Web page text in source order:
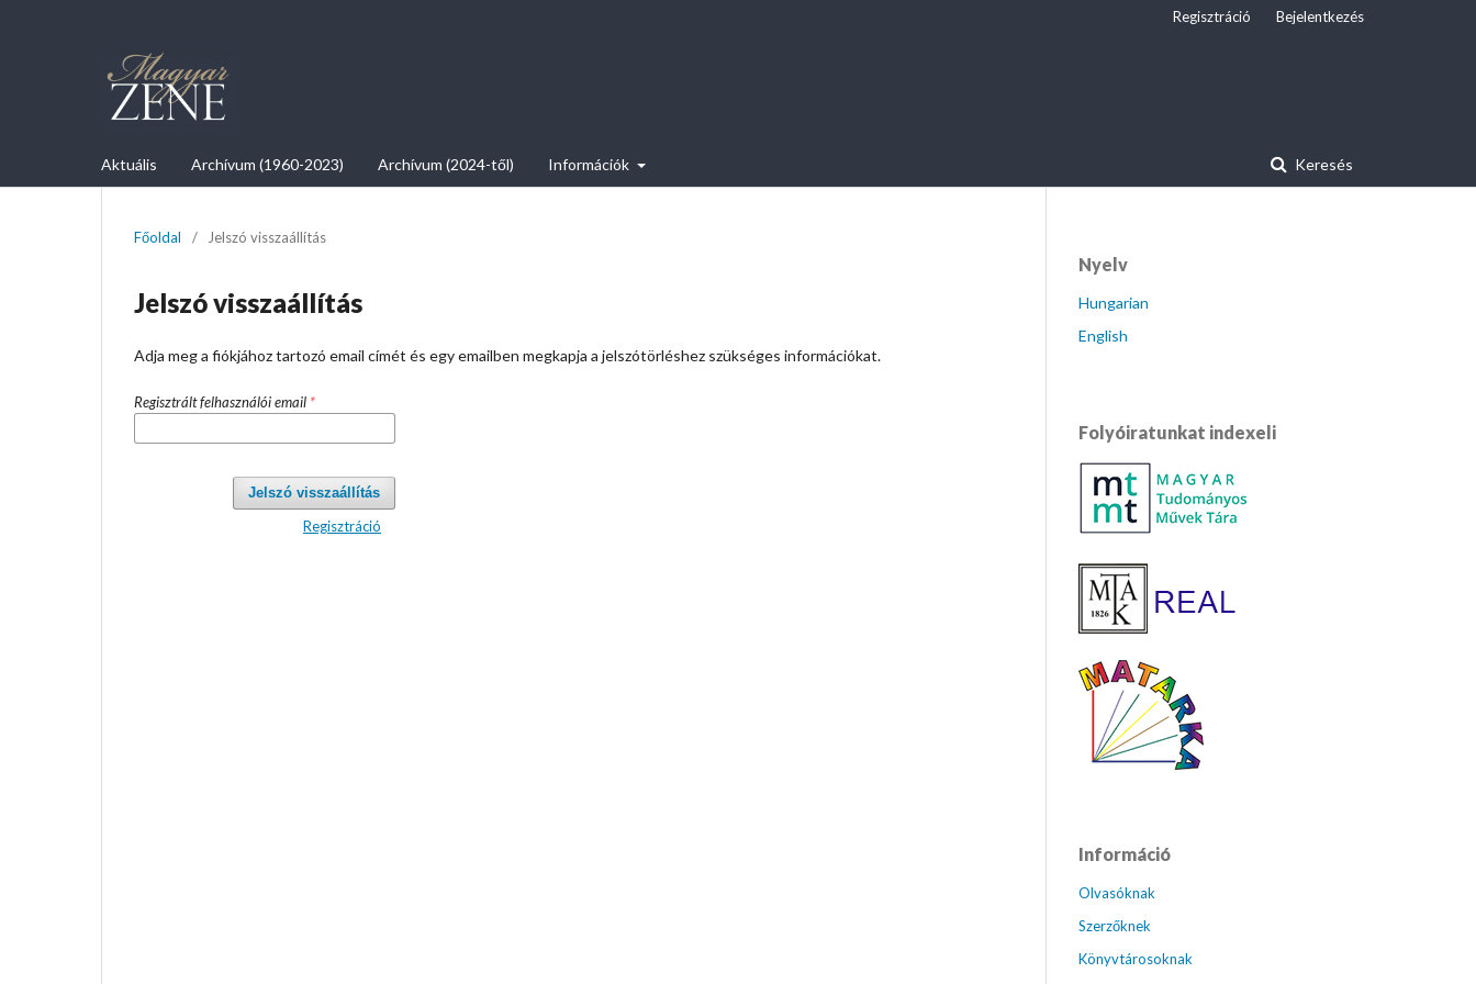
Aktuális Archívum (1960-2023) Archívum (2024-től) Információk Keresés
Regisztráció Bejelentkezés
Főoldal / Jelszó visszaállítás
Jelszó visszaállítás
Adja meg a fiókjához tartozó email címét és egy emailben megkapja a jelszótörléshez szükséges információkat.
Regisztrált felhasználói email *
Jelszó visszaállítás
Regisztráció
Nyelv
Hungarian
English
Folyóiratunkat indexeli
Információ
Olvasóknak
Szerzőknek
Könyvtárosoknak